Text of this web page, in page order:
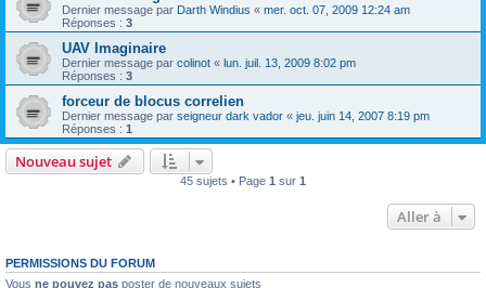
Dernier message par Darth Windius « mer. oct. 07, 2009 12:24 am
Réponses : 3
UAV Imaginaire
Dernier message par colinot « lun. juil. 13, 2009 8:02 pm
Réponses : 3
forceur de blocus correlien
Dernier message par seigneur dark vador « jeu. juin 14, 2007 8:19 pm
Réponses : 1
Nouveau sujet
45 sujets • Page 1 sur 1
Aller à
PERMISSIONS DU FORUM
Vous ne pouvez pas poster de nouveaux sujets